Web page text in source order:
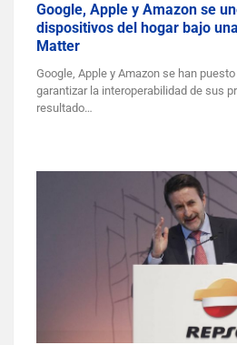
Google, Apple y Amazon se
dispositivos del hogar bajo
Matter
Google, Apple y Amazon se han
garantizar la interoperabilidad de sus
resultado…